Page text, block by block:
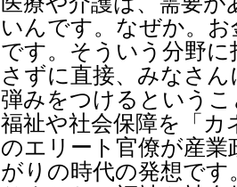
いんです。なぜか。
です。そういう分野
さずに直接、みなさ
弾みをつけるという
福祉や社会保障を「カ
のエリート官僚が産
がりの時代の発想で